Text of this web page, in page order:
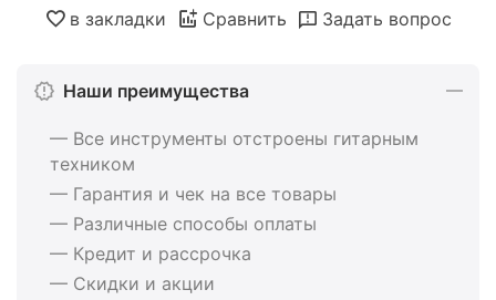
в закладки Сравнить Задать вопрос
Наши преимущества
— Все инструменты отстроены гитарным
техником
— Гарантия и чек на все товары
— Различные способы оплаты
— Кредит и рассрочка
— Скидки и акции